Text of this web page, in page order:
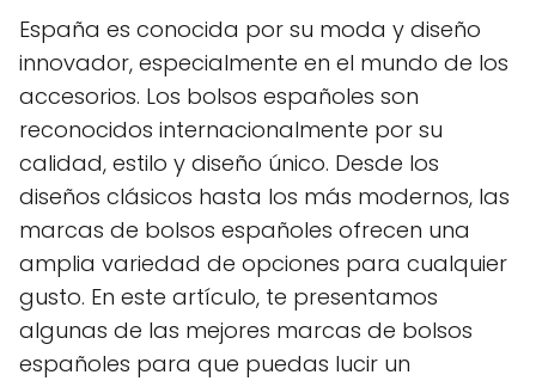
España es conocida por su moda y diseño
innovador, especialmente en el mundo de los
accesorios. Los bolsos españoles son
reconocidos internacionalmente por su
calidad, estilo y diseño único. Desde los
diseños clásicos hasta los más modernos, las
marcas de bolsos españoles ofrecen una
amplia variedad de opciones para cualquier
gusto. En este artículo, te presentamos
algunas de las mejores marcas de bolsos
españoles para que puedas lucir un